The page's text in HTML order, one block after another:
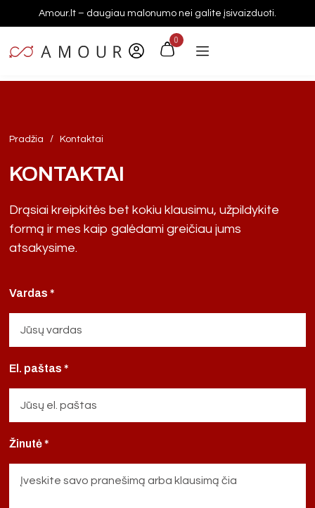
Amour.lt – daugiau malonumo nei galite įsivaizduoti.
0
Pradžia / Kontaktai
KONTAKTAI
Drąsiai kreipkitės bet kokiu klausimu, užpildykite
formą ir mes kaip galėdami greičiau jums
atsakysime.
Vardas *
El. paštas *
Žinutė *